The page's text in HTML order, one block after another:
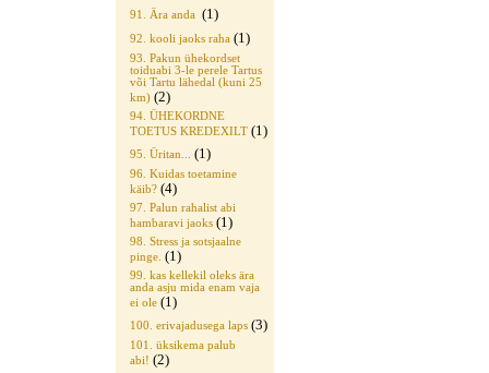
91. Ära anda (1)
92. kooli jaoks raha (1)
93. Pakun ühekordset
toiduabi 3-le perele Tartus
või Tartu lähedal (kuni 25
km) (2)
94. ÜHEKORDNE
TOETUS KREDEXILT (1)
95. Üritan... (1)
96. Kuidas toetamine
käib? (4)
97. Palun rahalist abi
hambaravi jaoks (1)
98. Stress ja sotsjaalne
pinge. (1)
99. kas kellekil oleks ära
anda asju mida enam vaja
ei ole (1)
100. erivajadusega laps (3)
101. üksikema palub
abi! (2)